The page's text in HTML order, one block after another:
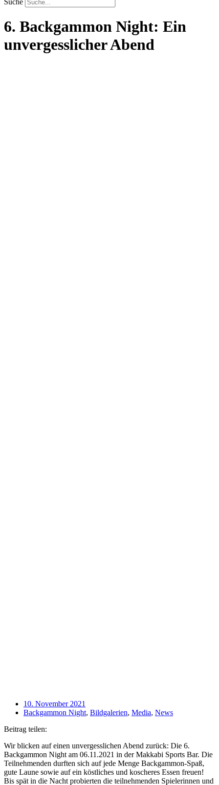
6. Backgammon Night: Ein
unvergesslicher Abend
10. November 2021
Backgammon Night, Bildgalerien, Media, News
Beitrag teilen:
Wir blicken auf einen unvergesslichen Abend zurück: Die 6.
Backgammon Night am 06.11.2021 in der Makkabi Sports Bar. Die
Teilnehmenden durften sich auf jede Menge Backgammon-Spaß,
gute Laune sowie auf ein köstliches und koscheres Essen freuen!
Bis spät in die Nacht probierten die teilnehmenden Spielerinnen und